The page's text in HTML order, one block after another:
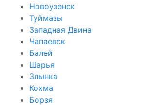
Новоузенск
Туймазы
Западная Двина
Чапаевск
Балей
Шарья
Злынка
Кохма
Борзя